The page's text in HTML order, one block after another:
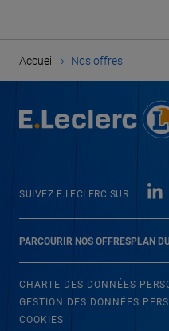
Accueil › Nos offres
PARCOURIR NOS OFFRESPLAN
SUIVEZ E.LECLERC SUR
CHARTE DES DONNÉES
GESTION DES DONNÉES
COOKIES